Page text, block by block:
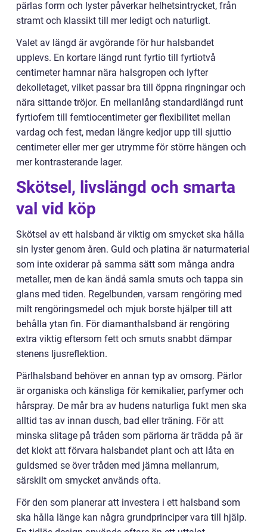
pärlas form och lyster påverkar helhetsintrycket, från
stramt och klassikt till mer ledigt och naturligt.
Valet av längd är avgörande för hur halsbandet
upplevs. En kortare längd runt fyrtio till fyrtiotvå
centimeter hamnar nära halsgropen och lyfter
dekolletaget, vilket passar bra till öppna ringningar och
nära sittande tröjor. En mellanlång standardlängd runt
fyrtiofem till femtiocentimeter ger flexibilitet mellan
vardag och fest, medan längre kedjor upp till sjuttio
centimeter eller mer ger utrymme för större hängen och
mer kontrasterande lager.
Skötsel, livslängd och smarta
val vid köp
Skötsel av ett halsband är viktig om smycket ska hålla
sin lyster genom åren. Guld och platina är naturmaterial
som inte oxiderar på samma sätt som många andra
metaller, men de kan ändå samla smuts och tappa sin
glans med tiden. Regelbunden, varsam rengöring med
milt rengöringsmedel och mjuk borste hjälper till att
behålla ytan fin. För diamanthalsband är rengöring
extra viktig eftersom fett och smuts snabbt dämpar
stenens ljusreflektion.
Pärlhalsband behöver en annan typ av omsorg. Pärlor
är organiska och känsliga för kemikalier, parfymer och
hårspray. De mår bra av hudens naturliga fukt men ska
alltid tas av innan dusch, bad eller träning. För att
minska slitage på tråden som pärlorna är trädda på är
det klokt att förvara halsbandet plant och att låta en
guldsmed se över tråden med jämna mellanrum,
särskilt om smycket används ofta.
För den som planerar att investera i ett halsband som
ska hålla länge kan några grundprinciper vara till hjälp.